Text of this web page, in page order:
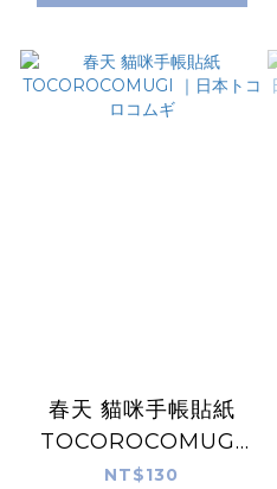
春天 貓咪手帳貼紙
TOCOROCOMUGI
｜日本トコロコムギ
NT$130